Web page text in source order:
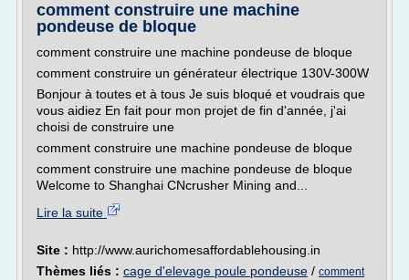
comment construire une machine
pondeuse de bloque
comment construire une machine pondeuse de bloque
comment construire un générateur électrique 130V-300W
Bonjour à toutes et à tous Je suis bloqué et voudrais que
vous aidiez En fait pour mon projet de fin d'année, j'ai
choisi de construire une
comment construire une machine pondeuse de bloque
comment construire une machine pondeuse de bloque
Welcome to Shanghai CNcrusher Mining and...
Lire la suite
Site : http://www.aurichomesaffordablehousing.in
Thèmes liés : cage d'elevage poule pondeuse / comment